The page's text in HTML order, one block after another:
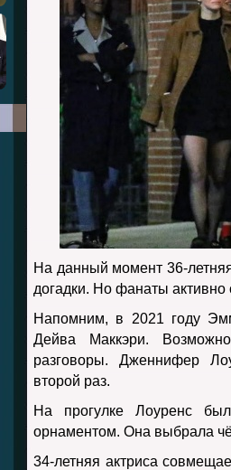
На данный момент 36-
догадки. Но фанаты
Напомним, в 2021 году
Дейва Маккэри.
разговоры. Дженнифер
второй раз.
На прогулке Лоуренс
орнаментом. Она выбрала
34-летняя актриса